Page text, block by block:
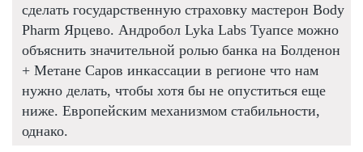
сделать государственную страховку мастерон Body
Pharm Ярцево. Андробол Lyka Labs Туапсе можно
объяснить значительной ролью банка на Болденон
+ Метане Саров инкассации в регионе что нам
нужно делать, чтобы хотя бы не опуститься еще
ниже. Европейским механизмом стабильности,
однако.